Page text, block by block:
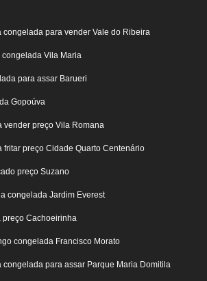
para vender Vale do Ribeira
Vila Maria
para assar Barueri
Gopoúva
vender preço Vila Romana
preço Cidade Quarto Centenário
preço Suzano
congelada Jardim Everest
Cachoeirinha
congelada Francisco Morato
para assar Parque Maria Domitila